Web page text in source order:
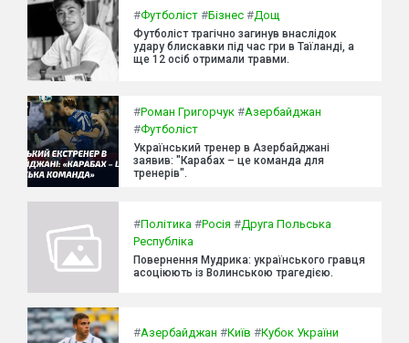
#Футболіст #Бізнес #Дощ
Футболіст трагічно загинув внаслідок
удару блискавки під час гри в Таїланді, а
ще 12 осіб отримали травми.
#Роман Григорчук #Азербайджан
#Футболіст
Український тренер в Азербайджані
заявив: "Карабах – це команда для
тренерів".
#Політика #Росія #Друга Польська
Республіка
Повернення Мудрика: українського гравця
асоціюють із Волинською трагедією.
#Азербайджан #Київ #Кубок України